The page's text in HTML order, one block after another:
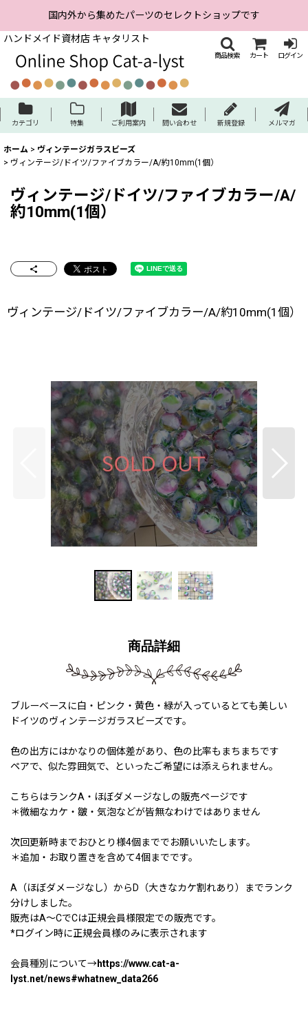
国内外から集めたパーツのセレクトショップです
ハンドメイド資材店 キャタリスト
商品検索 カート ログイン
カテゴリ 特集 ご利用案内 問い合わせ 新規登録 メルマガ
ホーム > ヴィンテージガラスビーズ
> ヴィンテージ/ドイツ/ファイブカラー/A/約10mm(1個）
ヴィンテージ/ドイツ/ファイブカラー/A/
約10mm(1個）
ヴィンテージ/ドイツ/ファイブカラー/A/約10mm(1個）
商品詳細
ブルーベースに白・ピンク・黄色・緑が入っているとても美しい
ドイツのヴィンテージガラスビーズです。
色の出方にはかなりの個体差があり、色の比率もまちまちです
ペアで、似た雰囲気で、といったご希望には添えられません。
こちらはランクA・ほぼダメージなしの販売ページです
＊微細なカケ・皺・気泡などが皆無なわけではありません
次回更新時までおひとり様4個まででお願いいたします。
＊追加・お取り置きを含めて4個までです。
A（ほぼダメージなし）からD（大きなカケ割れあり）までランク
分けしました。
販売はA〜CでCは正規会員様限定での販売です。
*ログイン時に正規会員様のみに表示されます
会員種別について→https://www.cat-a-
lyst.net/news#whatnew_data266